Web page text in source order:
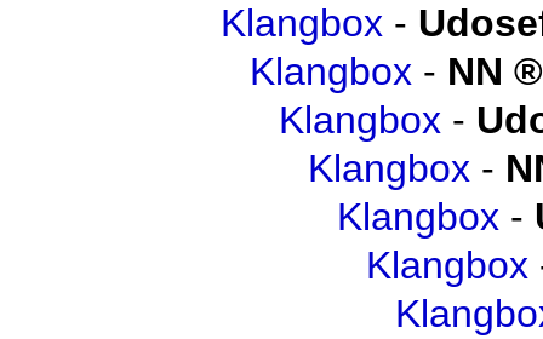
Klangbox -
Klangbox - NN
Klangbox -
Klangbox -
Klangbox -
Klangbox